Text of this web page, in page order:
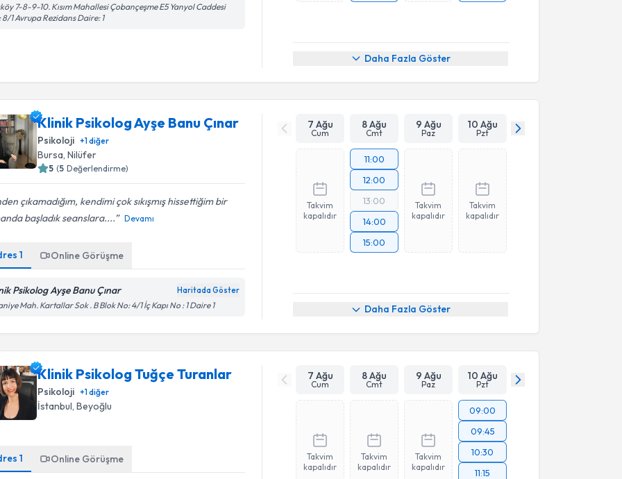
7-8-9-10. Kısım Mahallesi Çobançeşme E5 Yanyol Caddesi
8/1 Avrupa Rezidans Daire: 1
Daha Fazla Göster
Klinik Psikolog Ayşe Banu Çınar
Psikoloji +1diğer
Bursa, Nilüfer
5 (5 Değerlendirme)
çıkamadığım, kendimi çok sıkışmış hissettiğim bir
başladık seanslara....
Devamı
1 Online Görüşme
Psikolog Ayşe Banu Çınar Haritada Göster
Mah. Kartallar Sok . B Blok No: 4/1 İç Kapı No : 1 Daire 1
7 Ağu
Cum
8 Ağu
Cmt
9 Ağu
Paz
10 Ağu
Pzt
Takvim
kapalıdır
11:00
12:00
13:00
14:00
15:00
Takvim
kapalıdır
Takvim
kapalıdır
Daha Fazla Göster
Klinik Psikolog Tuğçe Turanlar
Psikoloji +1diğer
İstanbul , Beyoğlu
1 Online Görüşme
7 Ağu
Cum
8 Ağu
Cmt
9 Ağu
Paz
10 Ağu
Pzt
Takvim
kapalıdır
Takvim
kapalıdır
Takvim
kapalıdır
09:00
09:45
10:30
11:15